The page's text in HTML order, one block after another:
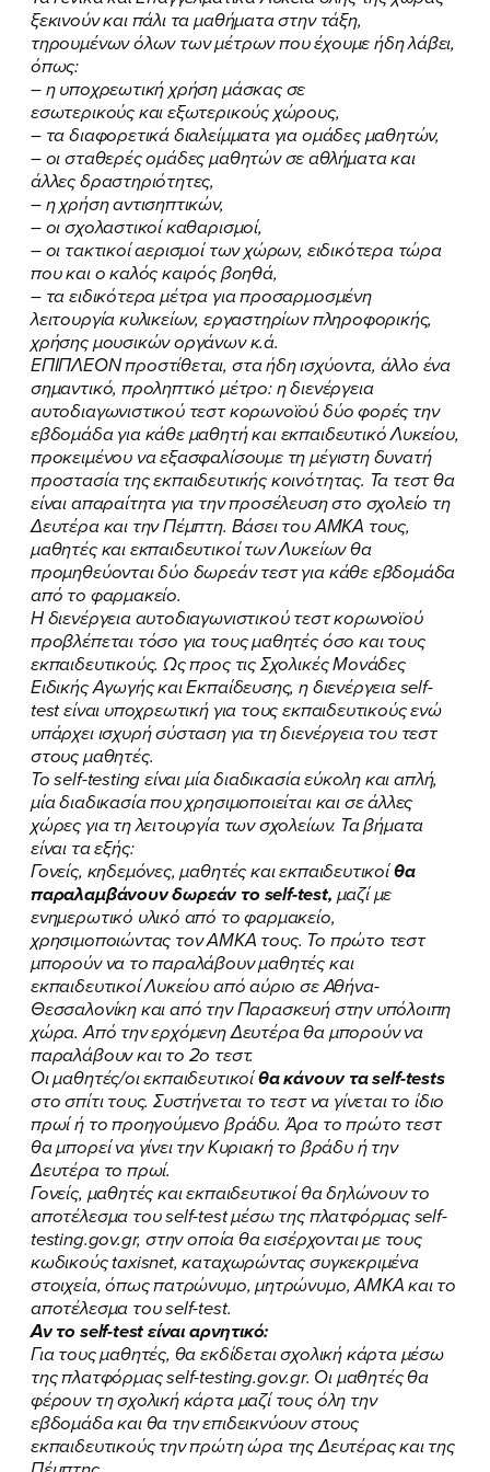
ξεκινούν και πάλι τα μαθήματα στην τάξη,
τηρουμένων όλων των μέτρων που έχουμε ήδη λάβει,
όπως:
– η υποχρεωτική χρήση μάσκας σε
εσωτερικούς και εξωτερικούς χώρους,
– τα διαφορετικά διαλείμματα για ομάδες μαθητών,
– οι σταθερές ομάδες μαθητών σε αθλήματα και
άλλες δραστηριότητες,
– η χρήση αντισηπτικών,
– οι σχολαστικοί καθαρισμοί,
– οι τακτικοί αερισμοί των χώρων, ειδικότερα τώρα
που και ο καλός καιρός βοηθά,
– τα ειδικότερα μέτρα για προσαρμοσμένη
λειτουργία κυλικείων, εργαστηρίων πληροφορικής,
χρήσης μουσικών οργάνων κ.ά.
ΕΠΙΠΛΕΟΝ προστίθεται, στα ήδη ισχύοντα, άλλο ένα
σημαντικό, προληπτικό μέτρο: η διενέργεια
αυτοδιαγωνιστικού τεστ κορωνοϊού δύο φορές την
εβδομάδα για κάθε μαθητή και εκπαιδευτικό Λυκείου,
προκειμένου να εξασφαλίσουμε τη μέγιστη δυνατή
προστασία της εκπαιδευτικής κοινότητας. Τα τεστ θα
είναι απαραίτητα για την προσέλευση στο σχολείο τη
Δευτέρα και την Πέμπτη. Βάσει του ΑΜΚΑ τους,
μαθητές και εκπαιδευτικοί των Λυκείων θα
προμηθεύονται δύο δωρεάν τεστ για κάθε εβδομάδα
από το φαρμακείο.
Η διενέργεια αυτοδιαγωνιστικού τεστ κορωνοϊού
προβλέπεται τόσο για τους μαθητές όσο και τους
εκπαιδευτικούς. Ως προς τις Σχολικές Μονάδες
Ειδικής Αγωγής και Εκπαίδευσης, η διενέργεια self-
test είναι υποχρεωτική για τους εκπαιδευτικούς ενώ
υπάρχει ισχυρή σύσταση για τη διενέργεια του τεστ
στους μαθητές.
Το self-testing είναι μία διαδικασία εύκολη και απλή,
μία διαδικασία που χρησιμοποιείται και σε άλλες
χώρες για τη λειτουργία των σχολείων. Τα βήματα
είναι τα εξής:
Γονείς, κηδεμόνες, μαθητές και εκπαιδευτικοίθα
παραλαμβάνουν δωρεάν το self-test, μαζί με
ενημερωτικό υλικό από το φαρμακείο,
χρησιμοποιώντας τον ΑΜΚΑ τους. Το πρώτο τεστ
μπορούν να το παραλάβουν μαθητές και
εκπαιδευτικοί Λυκείου από αύριο σε Αθήνα-
Θεσσαλονίκη και από την Παρασκευή στην υπόλοιπη
χώρα. Από την ερχόμενη Δευτέρα θα μπορούν να
παραλάβουν και το 2ο τεστ.
Οι μαθητές/οι εκπαιδευτικοίθα κάνουν τα self-tests
στο σπίτι τους. Συστήνεται το τεστ να γίνεται το ίδιο
πρωί ή το προηγούμενο βράδυ. Άρα το πρώτο τεστ
θα μπορεί να γίνει την Κυριακή το βράδυ ή την
Δευτέρα το πρωί.
Γονείς, μαθητές και εκπαιδευτικοί θα δηλώνουν το
αποτέλεσμα του self-test μέσω της πλατφόρμας self-
testing.gov.gr, στην οποία θα εισέρχονται με τους
κωδικούς taxisnet, καταχωρώντας συγκεκριμένα
στοιχεία, όπως πατρώνυμο, μητρώνυμο, ΑΜΚΑ και το
αποτέλεσμα του self-test.
Αν το self-test είναι αρνητικό:
Για τους μαθητές, θα εκδίδεται σχολική κάρτα μέσω
της πλατφόρμας self-testing.gov.gr. Οι μαθητές θα
φέρουν τη σχολική κάρτα μαζί τους όλη την
εβδομάδα και θα την επιδεικνύουν στους
εκπαιδευτικούς την πρώτη ώρα της Δευτέρας και της